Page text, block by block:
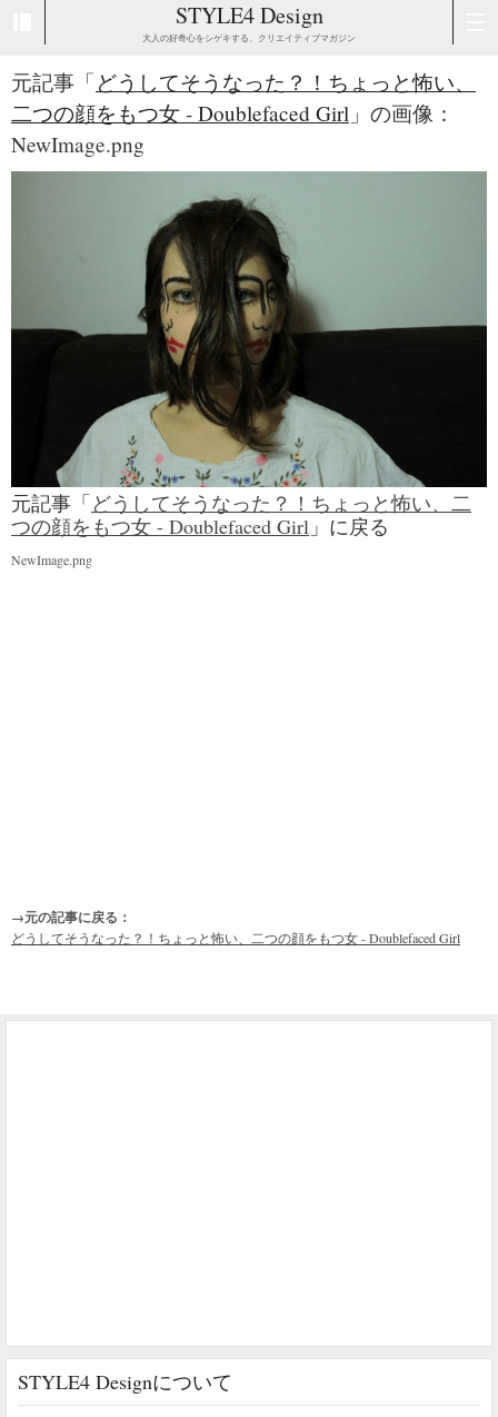
STYLE4 Design
大人の好奇心をシゲキする、クリエイティブマガジン
元記事「 どうしてそうなった？！ちょっと怖い、
二つの顔をもつ女 - Doublefaced Girl 」の画像：
NewImage.png
元記事「どうしてそうなった？！ちょっと怖い、二
つの顔をもつ女 - Doublefaced Girl 」に戻る
NewImage.png
→元の記事に戻る：
どうしてそうなった？！ちょっと怖い、二つの顔をもつ女 - Doublefaced Girl
STYLE4 Designについて